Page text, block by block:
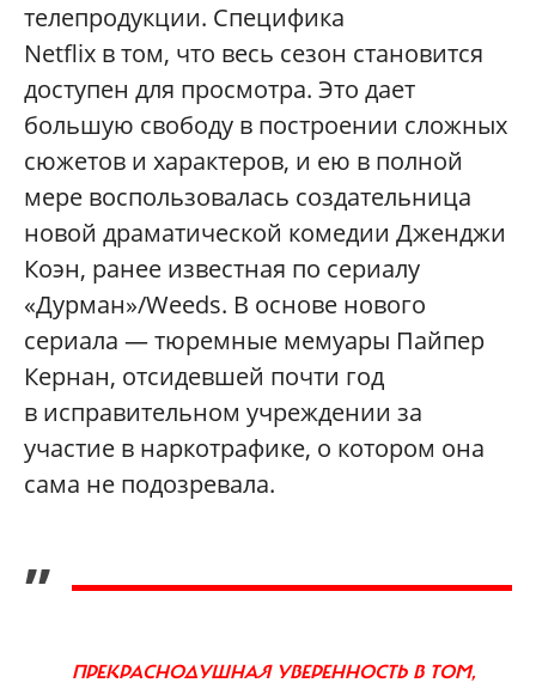
телепродукции. Специфика
Netflix в том, что весь сезон становится
доступен для просмотра. Это дает
большую свободу в построении сложных
сюжетов и характеров, и ею в полной
мере воспользовалась создательница
новой драматической комедии Дженджи
Коэн, ранее известная по сериалу
«Дурман»/Weeds. В основе нового
сериала — тюремные мемуары Пайпер
Кернан, отсидевшей почти год
в исправительном учреждении за
участие в наркотрафике, о котором она
сама не подозревала.
„
ПРЕКРАСНОДУШНАЯ УВЕРЕННОСТЬ В ТОМ,